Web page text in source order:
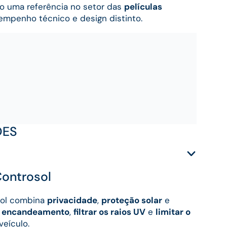
uma referência no setor das películas
técnico e design distinto.
combina privacidade, proteção solar e
, filtrar os raios UV e limitar o